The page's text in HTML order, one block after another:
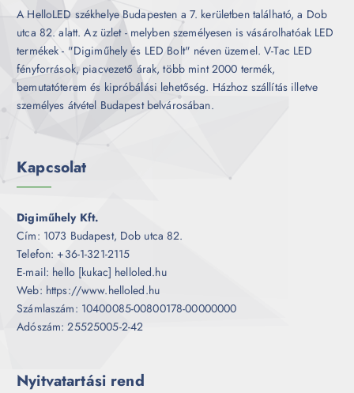
A HelloLED székhelye Budapesten a 7. kerületben található, a Dob
utca 82. alatt. Az üzlet - melyben személyesen is vásárolhatóak LED
termékek - "Digiműhely és LED Bolt" néven üzemel. V-Tac LED
fényforrások, piacvezető árak, több mint 2000 termék,
bemutatóterem és kipróbálási lehetőség. Házhoz szállítás illetve
személyes átvétel Budapest belvárosában.
Kapcsolat
Digiműhely Kft.
Cím: 1073 Budapest, Dob utca 82.
Telefon: +36-1-321-2115
E-mail: hello [kukac] helloled.hu
Web: https://www.helloled.hu
Számlaszám: 10400085-00800178-00000000
Adószám: 25525005-2-42
Nyitvatartási rend